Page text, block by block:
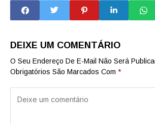
ruas de São
Caetano até
agosto de 2025
DEIXE UM COMENTÁRIO
O Seu Endereço De E-Mail Não Será
Obrigatórios São Marcados Com *